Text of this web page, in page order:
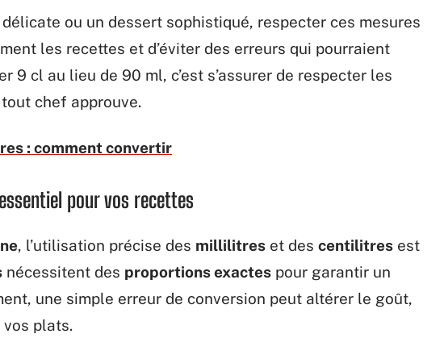
ou un dessert sophistiqué, respecter ces mesures
les recettes et d’éviter des erreurs qui pourraient
9 cl au lieu de 90 ml, c’est s’assurer de respecter les
chef approuve.
: comment convertir
pour vos recettes
, l’utilisation précise des millilitres et des centilitres est
nécessitent des proportions exactes pour garantir un
une simple erreur de conversion peut altérer le goût,
vos plats.